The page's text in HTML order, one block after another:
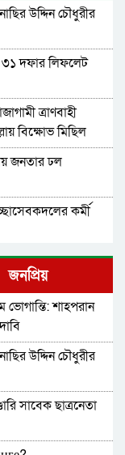
উদ্দিন চৌধুরীর
৩১ দফার লিফলেট
ত্রাণবাহী
বিক্ষোভ মিছিল
জনতার ঢল
কর্মী
হত্যার
অনুষ্ঠিত
উদ্যোগ থেকে সুদৃঢ়
পালিত
সহোদর আ,লীগ
জনপ্রিয়
শাহপরান
উদ্দিন চৌধুরীর
সাবেক ছাত্রনেতা